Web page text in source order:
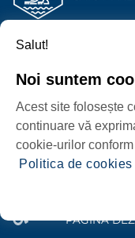
PAGINĂ
P-ȚA 25
Salut!
Noi suntem
Acest site folosește
continuare vă
cookie-urilor
Politica de cookies